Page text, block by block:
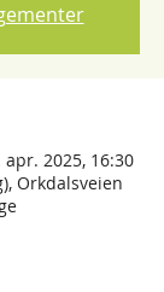
apr. 2025, 16:30
Orkdalsveien